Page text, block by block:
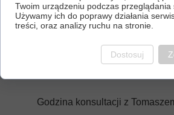
Godzina konsultacji z
Twoim urządzeniu podczas przeglądania
Używamy ich do poprawy działania
treści, oraz analizy ruchu na stronie.
Dostosuj